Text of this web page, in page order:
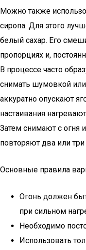
Можно также
сиропа. Для этого
белый сахар. Его
пропорциях и,
В процессе часто
снимать шумовкой
аккуратно опускают
настаивания
Затем снимают с огня
повторяют два или три
Основные правила
Огонь должен
при сильном
Необходимо
Использовать